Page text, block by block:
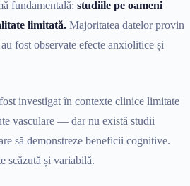
fundamentală: studiile pe oameni
limitată. Majoritatea datelor provin
fost observate efecte anxiolitice și
investigat în contexte clinice limitate
vasculare — dar nu există studii
să demonstreze beneficii cognitive.
scăzută și variabilă.